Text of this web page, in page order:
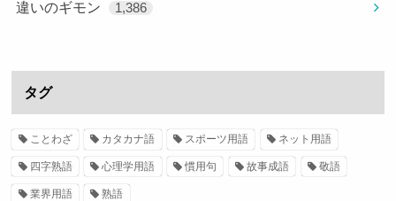
違いのギモン 1,386
タグ
ことわざ カタカナ語 スポーツ用語 ネット用語
四字熟語 心理学用語 慣用句 故事成語 敬語
業界用語 熟語